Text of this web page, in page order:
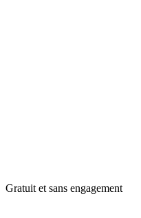
Gratuit et sans engagement